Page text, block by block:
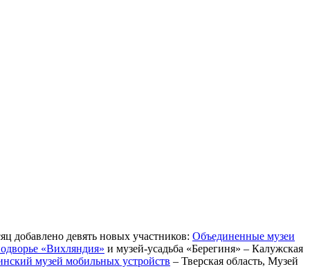
добавлено девять новых участников: Объединенные музеи
«Вихляндия» и музей-усадьба «Берегиня» – Калужская
музей мобильных устройств – Тверская область, Музей